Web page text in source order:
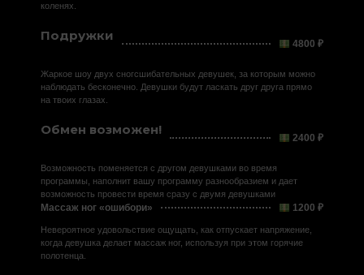
коленях.
Подружки
4800 ₽
Жаркое шоу двух сногсшибательных девушек, за которым можно
наблюдать бесконечно. Девушки будут ласкать друг друга прямо
на твоих глазах.
Обмен возможен!
2400 ₽
Возможность поменяется с другом девушками во время
программы, наполнит вашу программу разнообразием и дает
возможность провести время сразу с двумя девушками
Массаж ног «ошибори» 1200 ₽
Невероятное удовольствие ощущать, как отпускает напряжение,
когда девушка делает массаж ног, используя при этом горячие
полотенца.